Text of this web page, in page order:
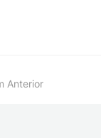
Anterior